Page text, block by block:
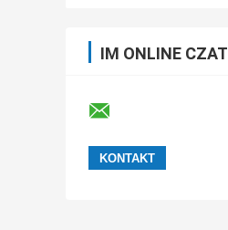
IM ONLINE